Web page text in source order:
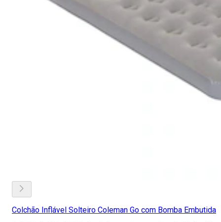
Colchão Inflável Solteiro Coleman Go com Bomba Embutida